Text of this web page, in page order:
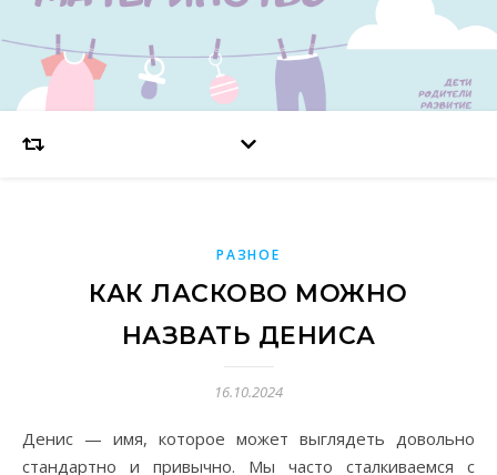
РАЗНОЕ
КАК ЛАСКОВО МОЖНО
НАЗВАТЬ ДЕНИСА
16.10.2024
Денис — имя, которое может выглядеть довольно
стандартно и привычно. Мы часто сталкиваемся с